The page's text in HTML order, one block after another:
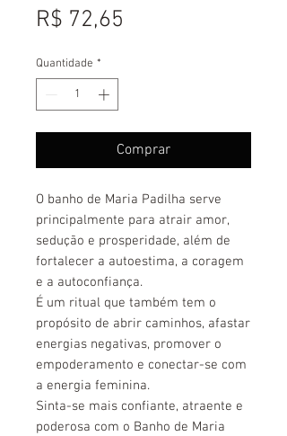
R$ 72,65
Quantidade *
Comprar
O banho de Maria Padilha serve
principalmente para atrair amor,
sedução e prosperidade, além de
fortalecer a autoestima, a coragem
e a autoconfiança.
É um ritual que também tem o
propósito de abrir caminhos, afastar
energias negativas, promover o
empoderamento e conectar-se com
a energia feminina.
Sinta-se mais confiante, atraente e
poderosa com o Banho de Maria